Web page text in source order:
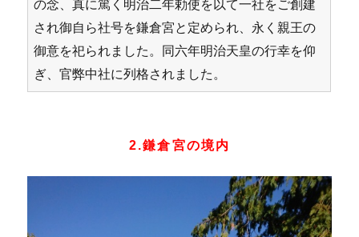
の念、真に篤く明治二年勅使を以て一社をご創建
され御自ら社号を鎌倉宮と定められ、永く親王の
御意を祀られました。同六年明治天皇の行幸を仰
ぎ、官弊中社に列格されました。
2.鎌倉宮の境内